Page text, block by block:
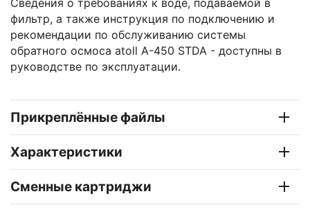
фильтр, а также инструкция по подключению и
рекомендации по обслуживанию системы
обратного осмоса atoll A-450 STDA - доступны в
руководстве по эксплуатации.
Прикреплённые файлы
Характеристики
Сменные картриджи